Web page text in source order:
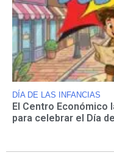
DÍA DE LAS INFANCIAS
El Centro Económico
para celebrar el Día